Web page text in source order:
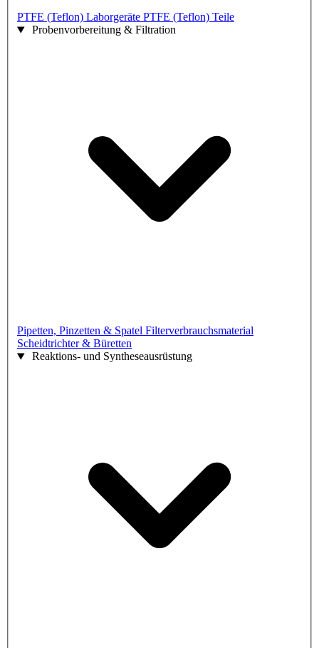
PTFE (Teflon) Laborgeräte PTFE (Teflon) Teile
Probenvorbereitung & Filtration
Pipetten, Pinzetten & Spatel Filterverbrauchsmaterial
Scheidtrichter & Büretten
Reaktions- und Syntheseausrüstung